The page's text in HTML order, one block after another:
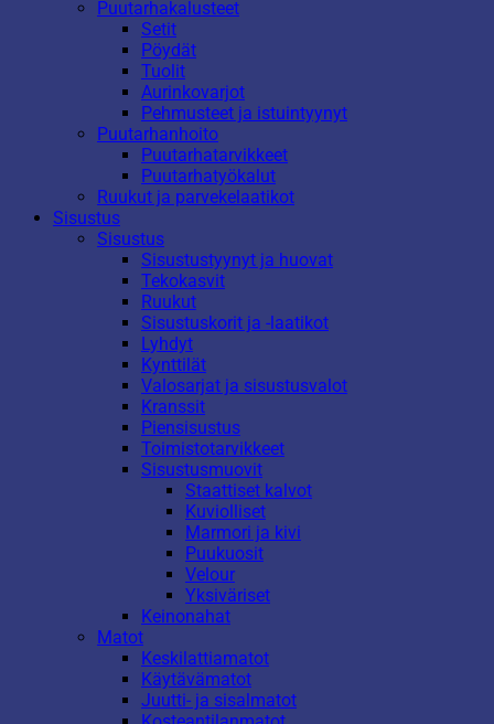
Puutarhakalusteet
Setit
Pöydät
Tuolit
Aurinkovarjot
Pehmusteet ja istuintyynyt
Puutarhanhoito
Puutarhatarvikkeet
Puutarhatyökalut
Ruukut ja parvekelaatikot
Sisustus
Sisustus
Sisustustyynyt ja huovat
Tekokasvit
Ruukut
Sisustuskorit ja -laatikot
Lyhdyt
Kynttilät
Valosarjat ja sisustusvalot
Kranssit
Piensisustus
Toimistotarvikkeet
Sisustusmuovit
Staattiset kalvot
Kuviolliset
Marmori ja kivi
Puukuosit
Velour
Yksiväriset
Keinonahat
Matot
Keskilattiamatot
Käytävämatot
Juutti- ja sisalmatot